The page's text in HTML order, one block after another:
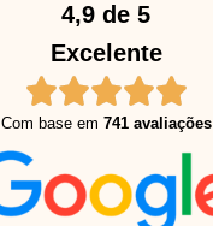
4,9 de 5
Excelente
Com base em 741 avaliações